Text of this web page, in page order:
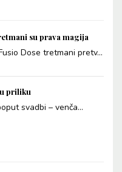
su prava magija
Dose tretmani pretv...
priliku
svadbi – venča...